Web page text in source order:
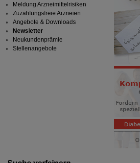
Meldung Arzneimittelrisiken
Zuzahlungsfreie Arzneien
Angebote & Downloads
Newsletter
Neukundenprämie
Stellenangebote